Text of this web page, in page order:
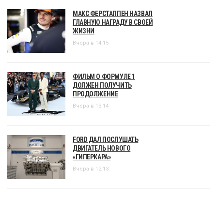
МАКС ФЕРСТАППЕН НАЗВАЛ
ГЛАВНУЮ НАГРАДУ В СВОЕЙ
ЖИЗНИ
Вчера в 14:15
ФИЛЬМ О ФОРМУЛЕ 1
ДОЛЖЕН ПОЛУЧИТЬ
ПРОДОЛЖЕНИЕ
Вчера в 13:14
FORD ДАЛ ПОСЛУШАТЬ
ДВИГАТЕЛЬ НОВОГО
«ГИПЕРКАРА»
Вчера в 12:13